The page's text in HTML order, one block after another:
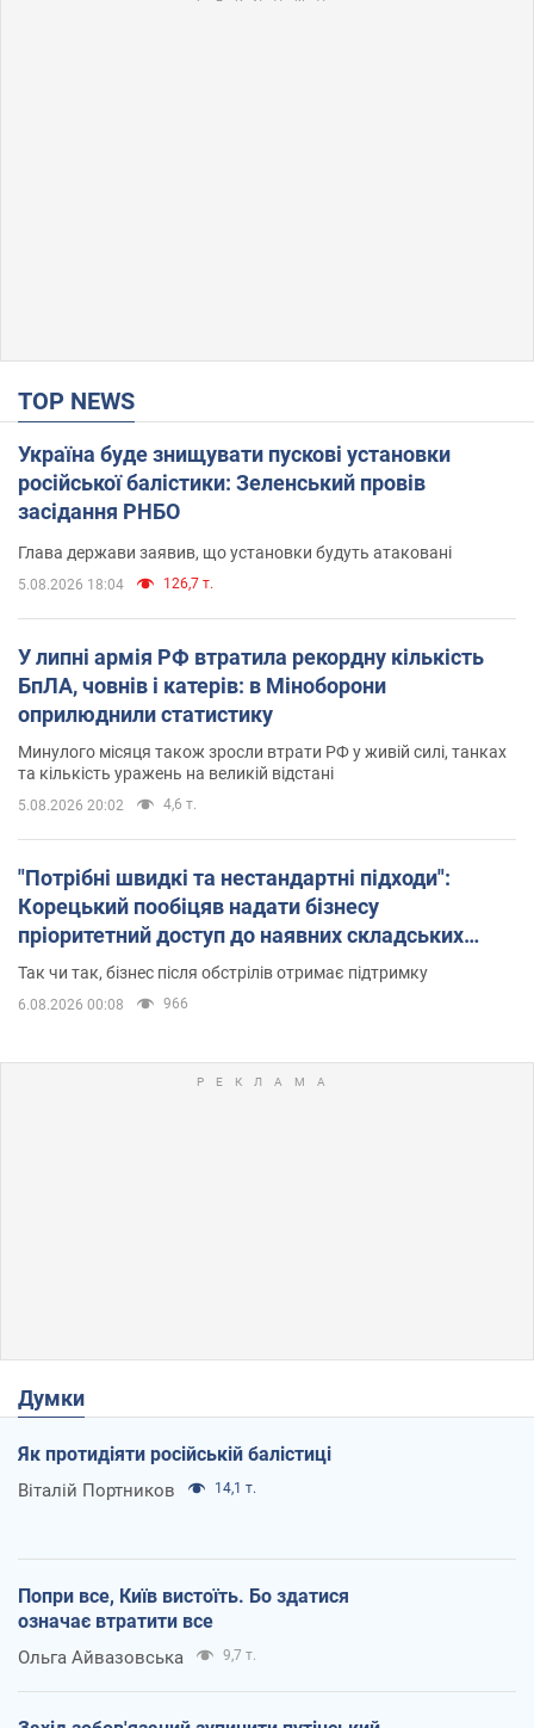
TOP NEWS
Україна буде знищувати пускові установки
російської балістики: Зеленський провів
засідання РНБО
Глава держави заявив, що установки будуть атаковані
5.08.2026 18:04 126,7 т.
У липні армія РФ втратила рекордну кількість
БпЛА, човнів і катерів: в Міноборони
оприлюднили статистику
Минулого місяця також зросли втрати РФ у живій силі, танках
та кількість уражень на великій відстані
5.08.2026 20:02 4,6 т.
"Потрібні швидкі та нестандартні підходи":
Корецький пообіцяв надати бізнесу
пріоритетний доступ до наявних складських
приміщень
Так чи так, бізнес після обстрілів отримає підтримку
6.08.2026 00:08 966
Думки
Як протидіяти російській балістиці
Віталій Портников 14,1 т.
Попри все, Київ вистоїть. Бо здатися
означає втратити все
Ольга Айвазовська 9,7 т.